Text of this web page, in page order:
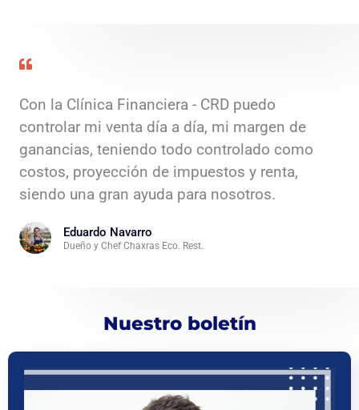
Con la Clínica Financiera - CRD puedo
controlar mi venta día a día, mi margen de
ganancias, teniendo todo controlado como
costos, proyección de impuestos y renta,
siendo una gran ayuda para nosotros.
Eduardo Navarro
Dueño y Chef Chaxras Eco. Rest.
Nuestro boletín